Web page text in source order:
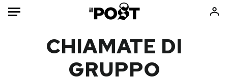
CHIAMATE DI
GRUPPO